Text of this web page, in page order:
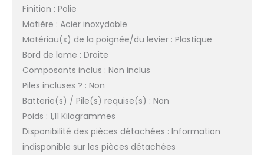
Finition : Polie
Matière : Acier inoxydable
Matériau(x) de la poignée/du levier : Plastique
Bord de lame : Droite
Composants inclus : Non inclus
Piles incluses ? : Non
Batterie(s) / Pile(s) requise(s) : Non
Poids : 1,11 Kilogrammes
Disponibilité des pièces détachées : Information
indisponible sur les pièces détachées